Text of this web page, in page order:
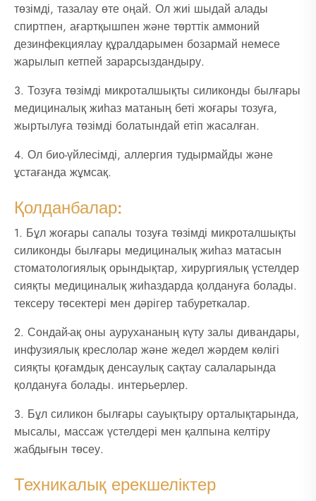
төзімді, тазалау өте оңай. Ол жиі шыдай алады
спиртпен, ағартқышпен және төрттік аммоний
дезинфекциялау құралдарымен бозармай немесе
жарылып кетпей зарарсыздандыру.
3. Тозуға төзімді микроталшықты силиконды былғары
медициналық жиһаз матаның беті жоғары тозуға,
жыртылуға төзімді болатындай етіп жасалған.
4. Ол био-үйлесімді, аллергия тудырмайды және
ұстағанда жұмсақ.
Қолданбалар:
1. Бұл жоғары сапалы тозуға төзімді микроталшықты
силиконды былғары медициналық жиһаз матасын
стоматологиялық орындықтар, хирургиялық үстелдер
сияқты медициналық жиһаздарда қолдануға болады.
тексеру төсектері мен дәрігер табуреткалар.
2. Сондай-ақ оны аурухананың күту залы дивандары,
инфузиялық креслолар және жедел жәрдем көлігі
сияқты қоғамдық денсаулық сақтау салаларында
қолдануға болады. интерьерлер.
3. Бұл силикон былғары сауықтыру орталықтарында,
мысалы, массаж үстелдері мен қалпына келтіру
жабдығын төсеу.
Техникалық ерекшеліктер